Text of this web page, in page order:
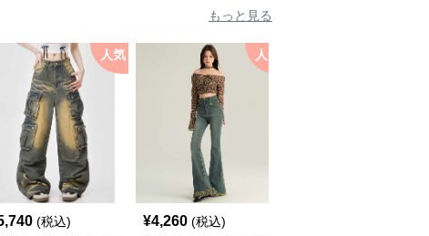
もっと見る
人気
(税込)
人気
¥4,260 (税込)